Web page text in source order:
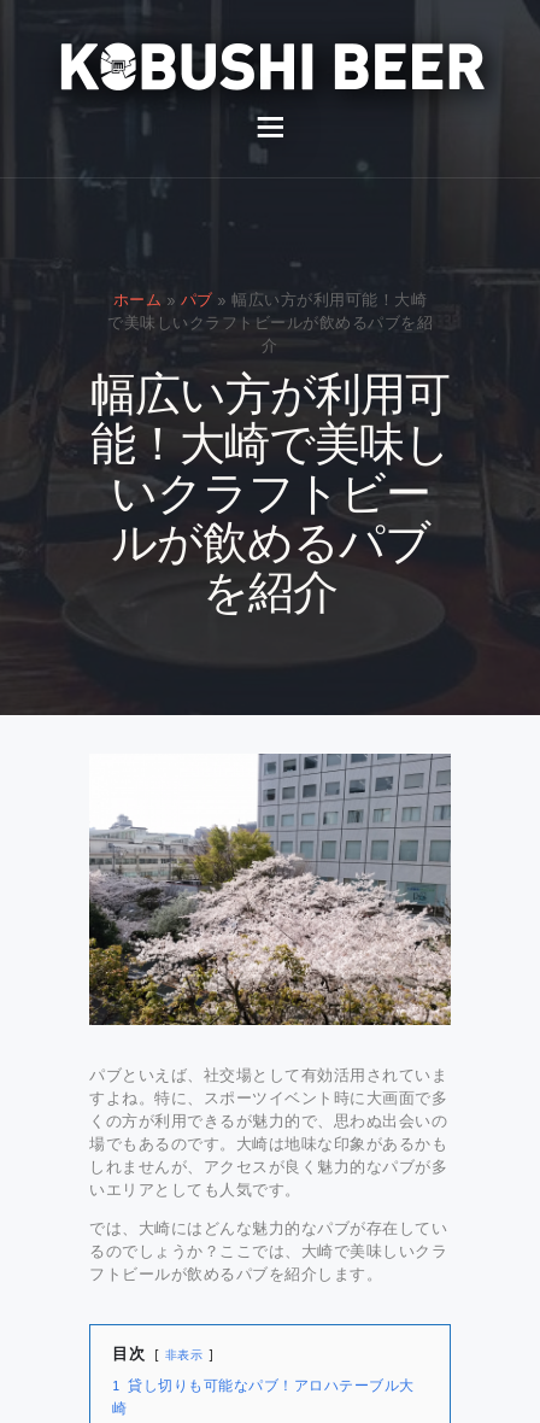
ホーム » パブ » 幅広い方が利用可能！大崎
で美味しいクラフトビールが飲めるパブを紹
介
幅広い方が利用可
能！大崎で美味し
いクラフトビー
ルが飲めるパブ
を紹介
スナック
貸切
通販
スタッフ募集
問い合わせ
パブといえば、社交場として有効活用されていま
すよね。特に、スポーツイベント時に大画面で多
くの方が利用できるが魅力的で、思わぬ出会いの
場でもあるのです。大崎は地味な印象があるかも
しれませんが、アクセスが良く魅力的なパブが多
いエリアとしても人気です。
では、大崎にはどんな魅力的なパブが存在してい
るのでしょうか？ここでは、大崎で美味しいクラ
フトビールが飲めるパブを紹介します。
目次 非表示
1 貸し切りも可能なパブ！アロハテーブル大
崎